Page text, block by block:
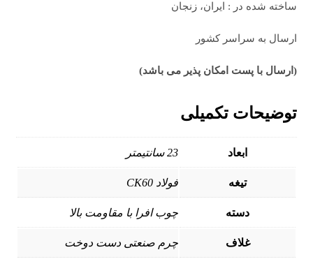
ساخته شده در : ایران، زنجان
ارسال به سراسر کشور
(ارسال با پست امکان پذیر می باشد)
توضیحات تکمیلی
ابعاد 23 سانتیمتر
تیغه فولاد CK60
دسته چوب افرا با مقاومت بالا
غلاف چرم صنعتی دست دوخت